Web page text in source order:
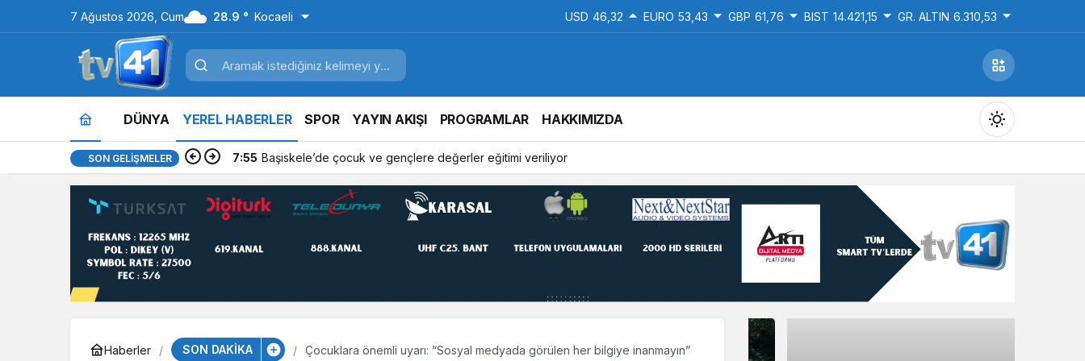
7 Ağustos 2026, Cum 28.9 ° Kocaeli USD 46,32 EURO 53,43 GBP 61,76 BIST 14.421,15 GR. ALTIN 6.310,53
DÜNYA YEREL HABERLER SPOR YAYIN AKIŞI PROGRAMLAR HAKKIMIZDA
Gündüz Modu
Gündüz modunu seçin.
SON GELIŞMELER 7:55 Başiskele’de çocuk ve gençlere değerler eğitimi veriliyor
Haberler SON DAKİKA Çocuklara önemli uyarı: “Sosyal medyada görülen her bilgiye inanmayın”